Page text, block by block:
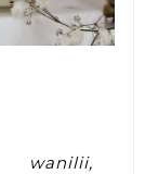
wanilii,